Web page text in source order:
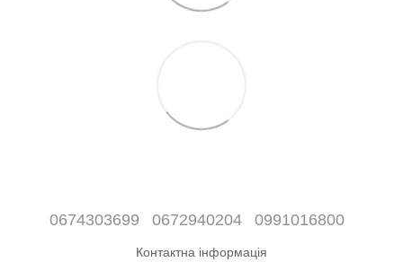
0674303699 0672940204 0991016800
Контактна інформація